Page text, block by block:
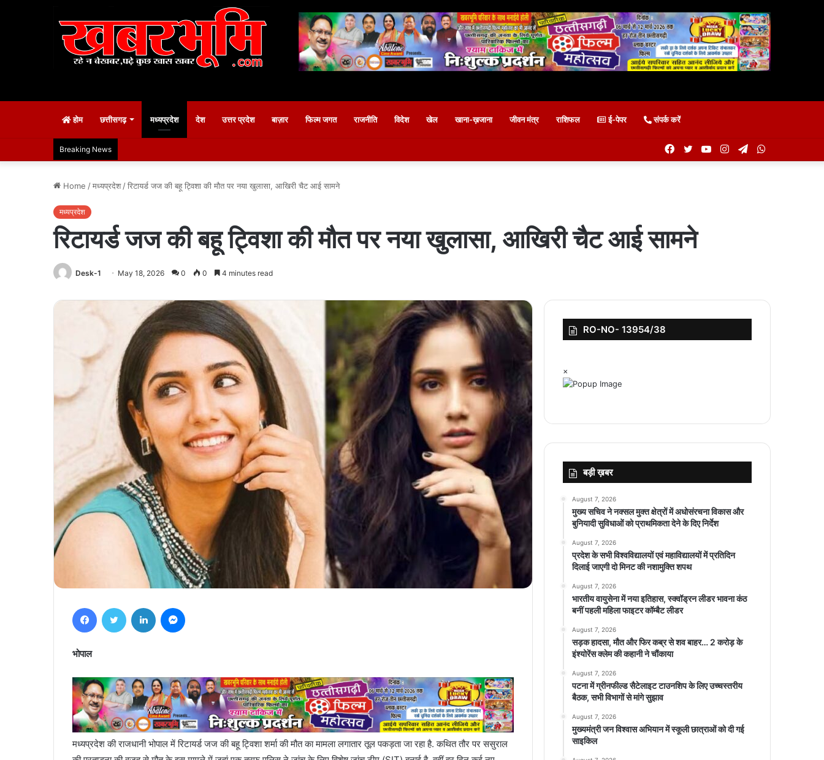
होम छत्तीसगढ़ मध्यप्रदेश देश उत्तर प्रदेश बाज़ार फिल्म जगत राजनीति विदेश खेल खाना-ख़जाना जीवन मंत्र राशिफल ई-पेपर संपर्क करें
Breaking News Telegram
Instagram
YouTube
Twitter
Facebook
Home /मध्यप्रदेश /रिटायर्ड जज की बहू ट्विशा की मौत पर नया खुलासा, आखिरी चैट आई सामने
मध्यप्रदेश
रिटायर्ड जज की बहू ट्विशा की मौत पर नया खुलासा, आखिरी चैट आई सामने
Desk-1 May 18, 2026 0 0 4 minutes read
भोपाल
मध्यप्रदेश की राजधानी भोपाल में रिटायर्ड जज की बहू ट्विशा शर्मा की मौत का मामला लगातार तूल पकड़ता जा रहा है. कथित तौर पर ससुराल
RO-NO- 13954/38
×
बड़ी ख़बर
August 7, 2026
मुख्य सचिव ने नक्सल मुक्त क्षेत्रों में अधोसंरचना विकास और
बुनियादी सुविधाओं को प्राथमिकता देने के दिए निर्देश
August 7, 2026
प्रदेश के सभी विश्वविद्यालयों एवं महाविद्यालयों में प्रतिदिन
दिलाई जाएगी दो मिनट की नशामुक्ति शपथ
August 7, 2026
भारतीय वायुसेना में नया इतिहास, स्क्वॉड्रन लीडर भावना कंठ
बनीं पहली महिला फाइटर कॉम्बैट लीडर
August 7, 2026
सड़क हादसा, मौत और फिर कब्र से शव बाहर… 2 करोड़ के
इंश्योरेंस क्लेम की कहानी ने चौंकाया
August 7, 2026
पटना में ग्रीनफील्ड सैटेलाइट टाउनशिप के लिए उच्चस्तरीय
बैठक, सभी विभागों से मांगे सुझाव
August 7, 2026
मुख्यमंत्री जन विश्वास अभियान में स्कूली छात्राओं को दी गई
साइकिल